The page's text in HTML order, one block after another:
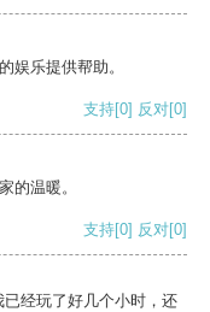
娱乐提供帮助。
支持[0] 反对[0]
的温暖。
支持[0] 反对[0]
经玩了好几个小时，还